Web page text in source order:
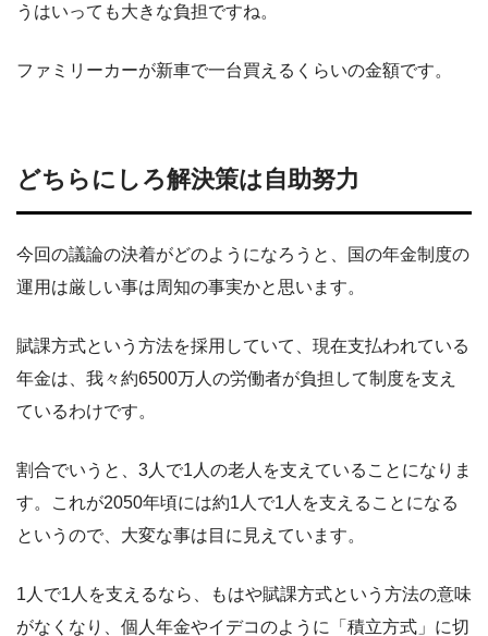
うはいっても大きな負担ですね。
ファミリーカーが新車で一台買えるくらいの金額です。
どちらにしろ解決策は自助努力
今回の議論の決着がどのようになろうと、国の年金制度の
運用は厳しい事は周知の事実かと思います。
賦課方式という方法を採用していて、現在支払われている
年金は、我々約6500万人の労働者が負担して制度を支え
ているわけです。
割合でいうと、3人で1人の老人を支えていることになりま
す。これが2050年頃には約1人で1人を支えることになる
というので、大変な事は目に見えています。
1人で1人を支えるなら、もはや賦課方式という方法の意味
がなくなり、個人年金やイデコのように「積立方式」に切